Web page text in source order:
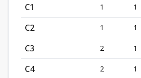
C1 1 1
C2 1 1
C3 2 1
C4 2 1